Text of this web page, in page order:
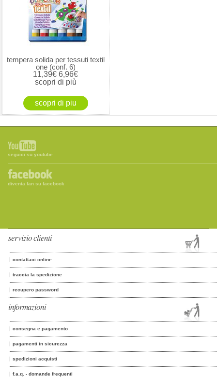
tempera solida per tessuti textil
one (conf. 6)
11,39€ 6,96€
scopri di più
seguici su youtube
diventa fan su facebook
servizio clienti
contattaci online
traccia la spedizione
recupero password
informazioni
consegna e pagamento
pagamenti in sicurezza
spedizioni acquisti
f.a.q. - domande frequenti